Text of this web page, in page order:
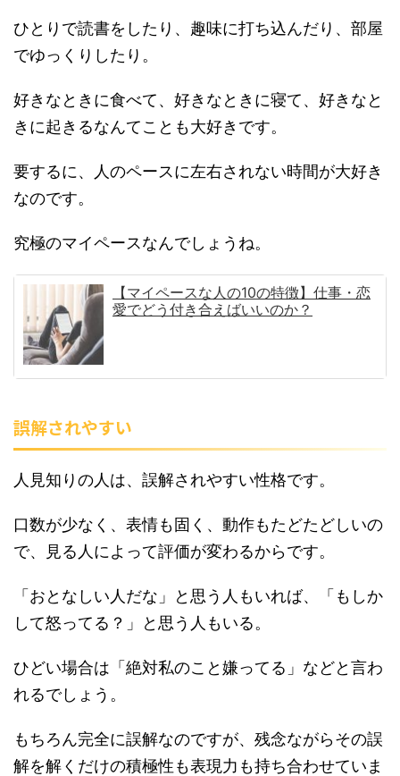
ひとりで読書をしたり、趣味に打ち込んだり、部屋
でゆっくりしたり。
好きなときに食べて、好きなときに寝て、好きなと
きに起きるなんてことも大好きです。
要するに、人のペースに左右されない時間が大好き
なのです。
究極のマイペースなんでしょうね。
【マイペースな人の10の特徴】仕事・恋
愛でどう付き合えばいいのか？
誤解されやすい
人見知りの人は、誤解されやすい性格です。
口数が少なく、表情も固く、動作もたどたどしいの
で、見る人によって評価が変わるからです。
「おとなしい人だな」と思う人もいれば、「もしか
して怒ってる？」と思う人もいる。
ひどい場合は「絶対私のこと嫌ってる」などと言わ
れるでしょう。
もちろん完全に誤解なのですが、残念ながらその誤
解を解くだけの積極性も表現力も持ち合わせていま